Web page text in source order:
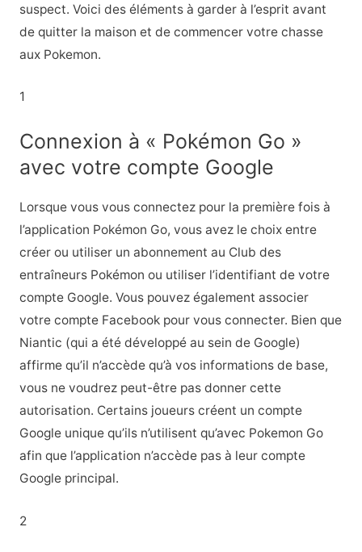
suspect. Voici des éléments à garder à l’esprit avant
de quitter la maison et de commencer votre chasse
aux Pokemon.
1
Connexion à « Pokémon Go »
avec votre compte Google
Lorsque vous vous connectez pour la première fois à
l’application Pokémon Go, vous avez le choix entre
créer ou utiliser un abonnement au Club des
entraîneurs Pokémon ou utiliser l’identifiant de votre
compte Google. Vous pouvez également associer
votre compte Facebook pour vous connecter. Bien que
Niantic (qui a été développé au sein de Google)
affirme qu’il n’accède qu’à vos informations de base,
vous ne voudrez peut-être pas donner cette
autorisation. Certains joueurs créent un compte
Google unique qu’ils n’utilisent qu’avec Pokemon Go
afin que l’application n’accède pas à leur compte
Google principal.
2